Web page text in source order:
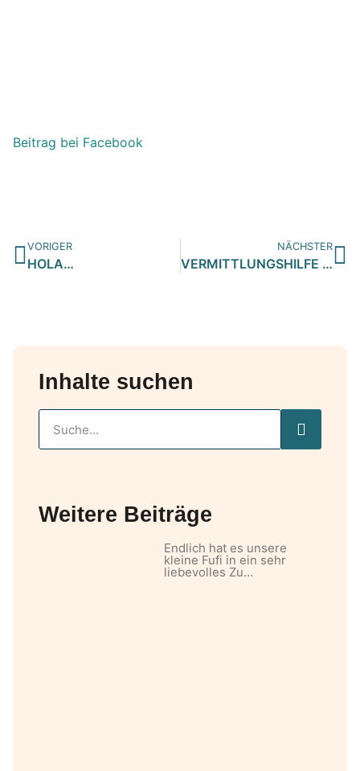
Beitrag bei Facebook
VORIGER
HOLA…
NÄCHSTER
VERMITTLUNGSHILFE MARLA…
Inhalte suchen
Weitere Beiträge
Endlich hat es unsere
kleine Fufi in ein sehr
liebevolles Zu…